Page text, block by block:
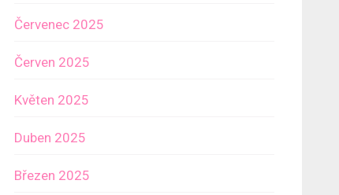
Červenec 2025
Červen 2025
Květen 2025
Duben 2025
Březen 2025